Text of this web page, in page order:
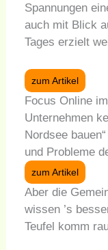
Spannungen
auch mit Blick
Tages erzielt
zum Artikel
Focus Online
Unternehmen
Nordsee
und Probleme
zum Artikel
Aber die
wissen ’s
Teufel komm